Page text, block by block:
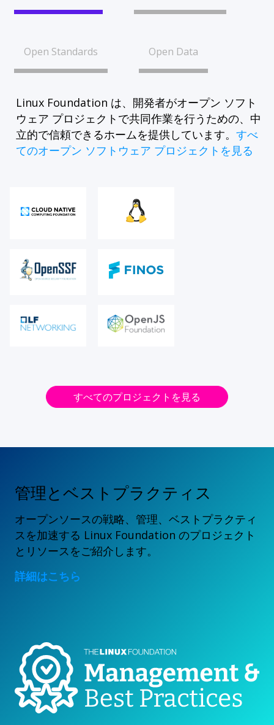
Open Standards Open Data
Linux Foundation は、開発者がオープン ソフト
ウェア プロジェクトで共同作業を行うための、中
立的で信頼できるホームを提供しています。 すべ
てのオープン ソフトウェア プロジェクトを見る
すべてのプロジェクトを見る
管理とベストプラクティス
オープンソースの戦略、管理、ベストプラクティ
スを加速する Linux Foundation のプロジェクト
とリソースをご紹介します。
詳細はこちら